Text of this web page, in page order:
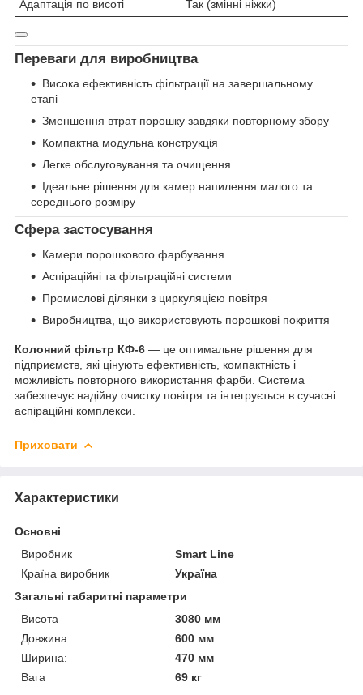
Адаптація по висоті Так (змінні ніжки)
Переваги для виробництва
Висока ефективність фільтрації на завершальному
етапі
Зменшення втрат порошку завдяки повторному збору
Компактна модульна конструкція
Легке обслуговування та очищення
Ідеальне рішення для камер напилення малого та
середнього розміру
Сфера застосування
Камери порошкового фарбування
Аспіраційні та фільтраційні системи
Промислові ділянки з циркуляцією повітря
Виробництва, що використовують порошкові покриття
Колонний фільтр КФ-6 — це оптимальне рішення для
підприємств, які цінують ефективність, компактність і
можливість повторного використання фарби. Система
забезпечує надійну очистку повітря та інтегрується в сучасні
аспіраційні комплекси.
Приховати
Характеристики
Основні
Виробник
Smart Line
Країна виробник
Україна
Загальні габаритні параметри
Висота
3080 мм
Довжина
600 мм
Ширина:
470 мм
Вага
69 кг